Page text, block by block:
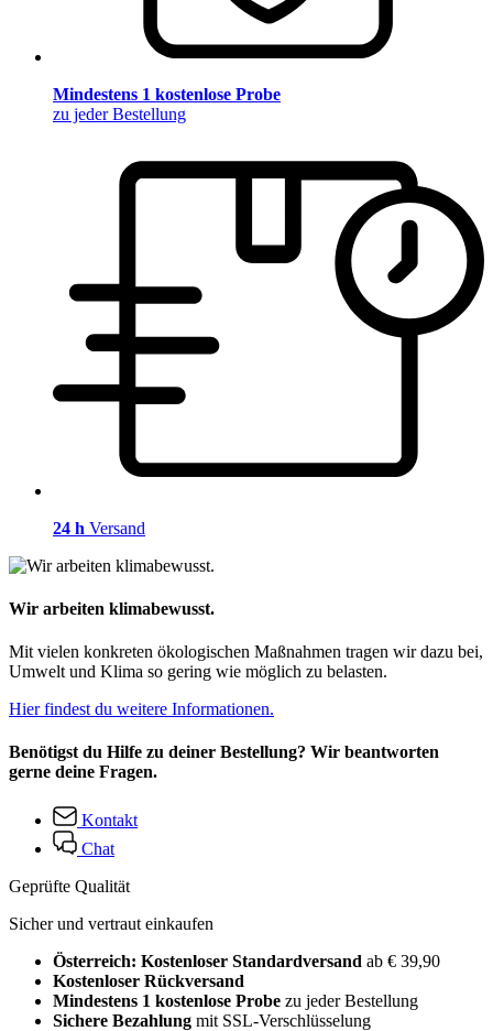
Mindestens 1 kostenlose Probe
zu jeder Bestellung
24 h Versand
Wir arbeiten klimabewusst.
Mit vielen konkreten ökologischen Maßnahmen tragen wir dazu bei,
Umwelt und Klima so gering wie möglich zu belasten.
Hier findest du weitere Informationen.
Benötigst du Hilfe zu deiner Bestellung? Wir beantworten
gerne deine Fragen.
Kontakt
Chat
Geprüfte Qualität
Sicher und vertraut einkaufen
Österreich: Kostenloser Standardversand ab € 39,90
Kostenloser Rückversand
Mindestens 1 kostenlose Probe zu jeder Bestellung
Sichere Bezahlung mit SSL-Verschlüsselung